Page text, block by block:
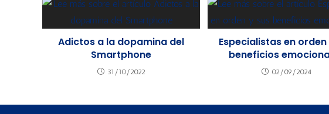
Adictos a la dopamina del
Smartphone
31/10/2022
Especialistas en orden
beneficios
02/09/2024